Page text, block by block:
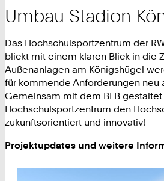
Umbau Stadion
Das Hochschulsportzentrum der
blickt mit einem klaren Blick in die
Außenanlagen am Königshügel
für kommende Anforderungen neu
Gemeinsam mit dem BLB gestaltet
Hochschulsportzentrum den
zukunftsorientiert und innovativ!
Projektupdates und weitere